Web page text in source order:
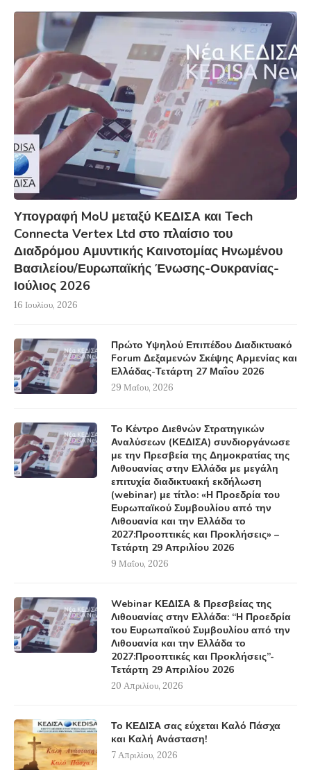
Υπογραφή MoU μεταξύ ΚΕΔΙΣΑ και Tech
Connecta Vertex Ltd στο πλαίσιο του
Διαδρόμου Αμυντικής Καινοτομίας Ηνωμένου
Βασιλείου/Ευρωπαϊκής Ένωσης-Ουκρανίας-
Ιούλιος 2026
16 Ιουλίου, 2026
Πρώτο Υψηλού Επιπέδου Διαδικτυακό
Forum Δεξαμενών Σκέψης Αρμενίας και
Ελλάδας-Τετάρτη 27 Μαΐου 2026
29 Μαΐου, 2026
Το Κέντρο Διεθνών Στρατηγικών
Αναλύσεων (ΚΕΔΙΣΑ) συνδιοργάνωσε
με την Πρεσβεία της Δημοκρατίας της
Λιθουανίας στην Ελλάδα με μεγάλη
επιτυχία διαδικτυακή εκδήλωση
(webinar) με τίτλο: «Η Προεδρία του
Ευρωπαϊκού Συμβουλίου από την
Λιθουανία και την Ελλάδα το
2027:Προοπτικές και Προκλήσεις» –
Τετάρτη 29 Απριλίου 2026
9 Μαΐου, 2026
Webinar ΚΕΔΙΣΑ & Πρεσβείας της
Λιθουανίας στην Ελλάδα: “Η Προεδρία
του Ευρωπαϊκού Συμβουλίου από την
Λιθουανία και την Ελλάδα το
2027:Προοπτικές και Προκλήσεις”-
Τετάρτη 29 Απριλίου 2026
20 Απριλίου, 2026
Το ΚΕΔΙΣΑ σας εύχεται Καλό Πάσχα
και Καλή Ανάσταση!
7 Απριλίου, 2026